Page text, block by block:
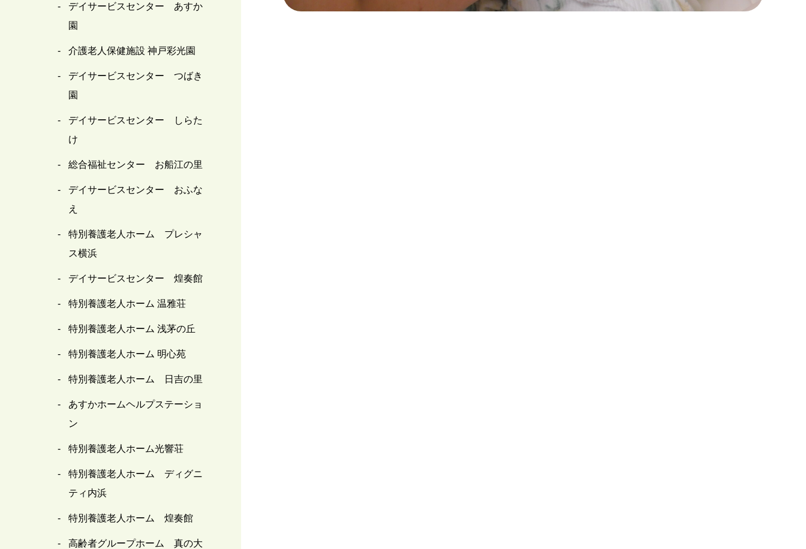
デイサービスセンター あすか
園
介護老人保健施設 神戸彩光園
デイサービスセンター つばき
園
デイサービスセンター しらた
け
総合福祉センター お船江の里
デイサービスセンター おふな
え
特別養護老人ホーム プレシャ
ス横浜
デイサービスセンター 煌奏館
特別養護老人ホーム 温雅荘
特別養護老人ホーム 浅茅の丘
特別養護老人ホーム 明心苑
特別養護老人ホーム 日吉の里
あすかホームヘルプステーショ
ン
特別養護老人ホーム光響荘
特別養護老人ホーム ディグニ
ティ内浜
特別養護老人ホーム 煌奏館
高齢者グループホーム 真の大